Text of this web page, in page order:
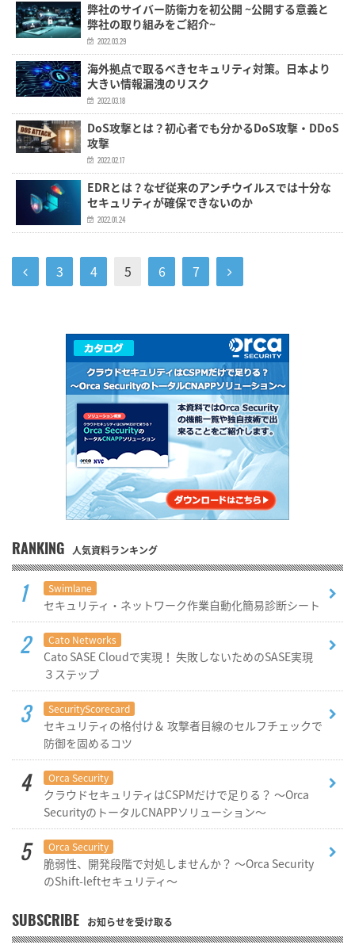
弊社のサイバー防衛力を初公開 ~公開する意義と
弊社の取り組みをご紹介~
2022.03.29
海外拠点で取るべきセキュリティ対策。日本より
大きい情報漏洩のリスク
2022.03.18
DoS攻撃とは？初心者でも分かるDoS攻撃・DDoS
攻撃
2022.02.17
EDRとは？なぜ従来のアンチウイルスでは十分な
セキュリティが確保できないのか
2022.01.24
3 4 5 6 7
RANKING 人気資料ランキング
Swimlane
セキュリティ・ネットワーク作業自動化簡易診断シート
Cato Networks
Cato SASE Cloudで実現！ 失敗しないためのSASE実現
３ステップ
SecurityScorecard
セキュリティの格付け＆ 攻撃者目線のセルフチェックで
防御を固めるコツ
Orca Security
クラウドセキュリティはCSPMだけで足りる？ ～Orca
SecurityのトータルCNAPPソリューション～
Orca Security
脆弱性、開発段階で対処しませんか？ ～Orca Security
のShift-leftセキュリティ～
SUBSCRIBE お知らせを受け取る